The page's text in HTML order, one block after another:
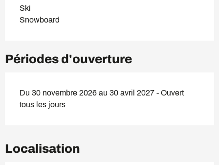
Ski
Snowboard
Périodes d'ouverture
Du 30 novembre 2026 au 30 avril 2027 - Ouvert
tous les jours
Localisation